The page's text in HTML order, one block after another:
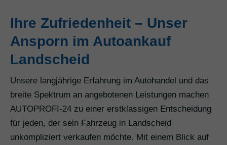
Ihre Zufriedenheit – Unser
Ansporn im Autoankauf
Landscheid
Unsere langjährige Erfahrung im Autohandel und das
breite Spektrum an angebotenen Leistungen machen
AUTOPROFI-24 zu einer erstklassigen Entscheidung
für jeden, der sein Fahrzeug in Landscheid
unkompliziert verkaufen möchte. Mit einem Blick auf